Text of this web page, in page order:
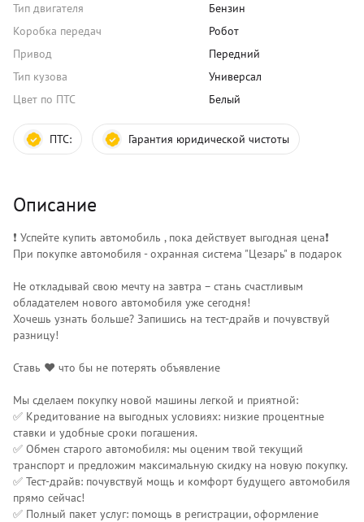
Тип двигателя
Бензин
Коробка передач
Робот
Привод
Передний
Тип кузова
Универсал
Цвет по ПТС
Белый
ПТС: Гарантия юридической чистоты
Описание
❗️ Успейте купить автомобиль , пока действует выгодная цена❗️
При покупке автомобиля - охранная система "Цезарь" в подарок
Не откладывай свою мечту на завтра – стань счастливым
обладателем нового автомобиля уже сегодня!
Хочешь узнать больше? Запишись на тест-драйв и почувствуй
разницу!
Ставь ❤️ что бы не потерять объявление
Мы сделаем покупку новой машины легкой и приятной:
✅ Кредитование на выгодных условиях: низкие процентные
ставки и удобные сроки погашения.
✅ Обмен старого автомобиля: мы оценим твой текущий
транспорт и предложим максимальную скидку на новую покупку.
✅ Тест-драйв: почувствуй мощь и комфорт будущего автомобиля
прямо сейчас!
✅ Полный пакет услуг: помощь в регистрации, оформление